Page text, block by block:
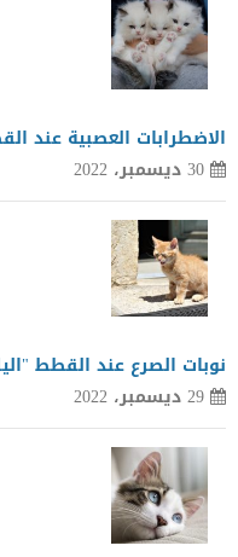
الاضطرابات العصبية عند
30 ديسمبر، 2022
نوبات الصرع عند القطط
29 ديسمبر، 2022